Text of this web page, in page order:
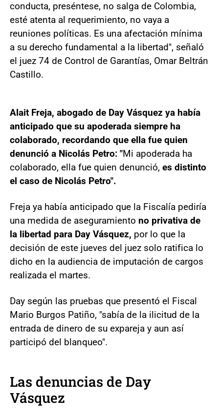
conducta, preséntese, no salga de Colombia,
esté atenta al requerimiento, no vaya a
reuniones políticas. Es una afectación mínima
a su derecho fundamental a la libertad", señaló
el juez 74 de Control de Garantías, Omar Beltrán
Castillo.
Alait Freja, abogado de Day Vásquez ya había
anticipado que su apoderada siempre ha
colaborado, recordando que ella fue quien
denunció a Nicolás Petro: "Mi apoderada ha
colaborado, ella fue quien denunció, es distinto
el caso de Nicolás Petro".
Freja ya había anticipado que la Fiscalía pediría
una medida de aseguramiento no privativa de
la libertad para Day Vásquez, por lo que la
decisión de este jueves del juez solo ratifica lo
dicho en la audiencia de imputación de cargos
realizada el martes.
Day según las pruebas que presentó el Fiscal
Mario Burgos Patiño, "sabía de la ilicitud de la
entrada de dinero de su expareja y aun así
participó del blanqueo".
Las denuncias de Day
Vásquez